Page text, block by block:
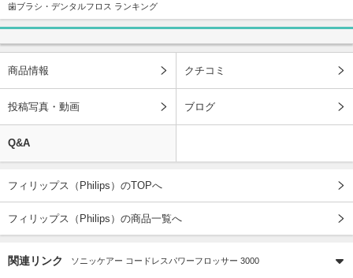
歯ブラシ・デンタルフロス ランキング
商品情報 クチコミ
投稿写真・動画 ブログ
Q&A
フィリップス（Philips）のTOPへ
フィリップス（Philips）の商品一覧へ
関連リンク ソニッケアー コードレスパワーフロッサー 3000